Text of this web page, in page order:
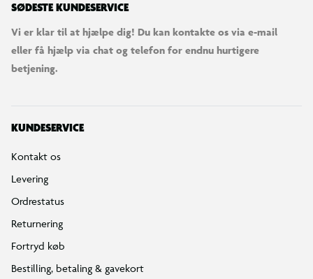
SØDESTE KUNDESERVICE
Vi er klar til at hjælpe dig! Du kan kontakte os via e-mail
eller få hjælp via chat og telefon for endnu hurtigere
betjening.
KUNDESERVICE
Kontakt os
Levering
Ordrestatus
Returnering
Fortryd køb
Bestilling, betaling & gavekort